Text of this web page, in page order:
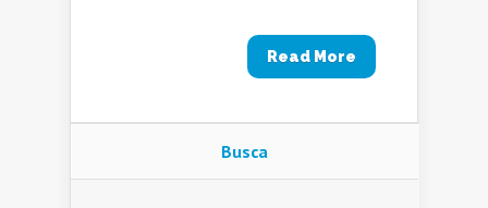
Read More
Busca